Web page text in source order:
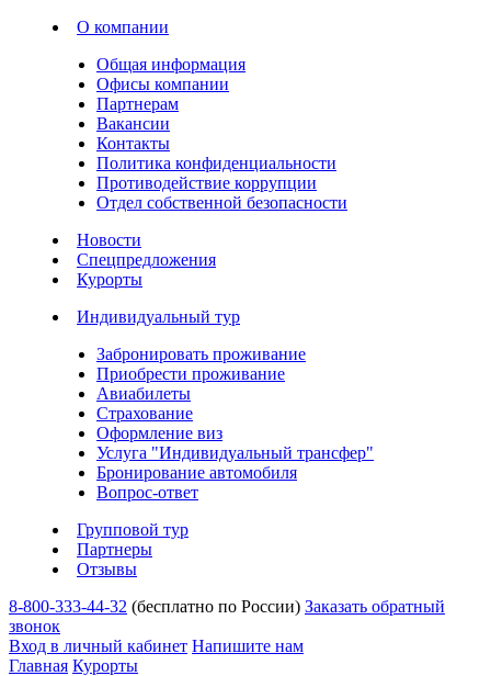
О компании
Общая информация
Офисы компании
Партнерам
Вакансии
Контакты
Политика конфиденциальности
Противодействие коррупции
Отдел собственной безопасности
Новости
Спецпредложения
Курорты
Индивидуальный тур
Забронировать проживание
Приобрести проживание
Авиабилеты
Страхование
Оформление виз
Услуга "Индивидуальный трансфер"
Бронирование автомобиля
Вопрос-ответ
Групповой тур
Партнеры
Отзывы
8-800-333-44-32 (бесплатно по России) Заказать обратный
звонок
Вход в личный кабинет Напишите нам
Главная Курорты